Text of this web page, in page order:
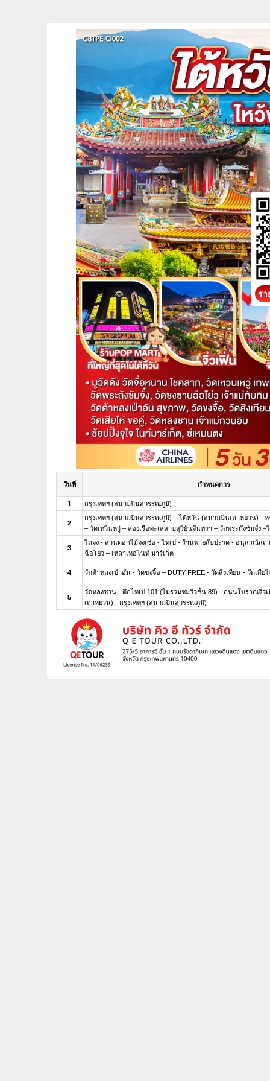
รา
วันที่ กำหนดการ
1 กรุงเทพฯ (สนามบินสุวรรณภูมิ)
2
กรุงเทพฯ (สนามบินสุวรรณภูมิ) – ไต้หวัน (สนามบินเถาหยวน) -
– วัดเหวินหวู่ – ล่องเรือทะเลสาบสุริยันจันทรา – วัดพระถังซัมจั๋ง –
3
ไถจง - สวนดอกไม้จงเซ่อ - ไทเป - ร้านพายสับปะรด - อนุสรณ์สถ
ฉือโย่ว – เหลาเหอไนท์ มาร์เก็ต
4 วัดต้าหลงเป่าอัน - วัดขงจื้อ – DUTY FREE - วัดสิงเทียน - วัดเสีย
5
วัดหลงซาน - ตึกไทเป 101 (ไม่รวมชมวิวชั้น 89) - ถนนโบราณจิ่
เถาหยวน) - กรุงเทพฯ (สนามบินสุวรรณภูมิ)